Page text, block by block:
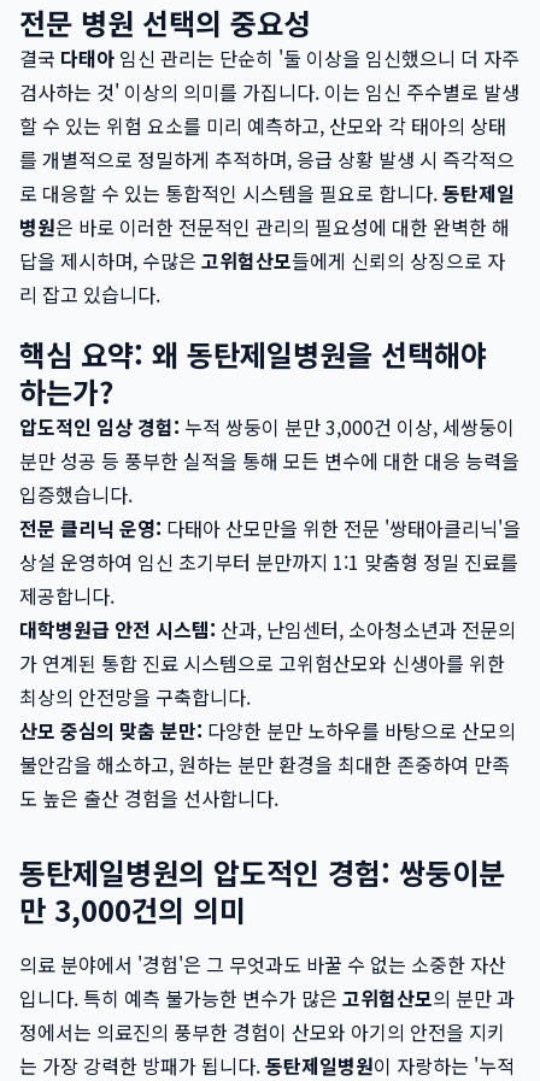
전문 병원 선택의 중요성
결국 다태아 임신 관리는 단순히 '둘 이상을 임신했으니 더 자주
검사하는 것' 이상의 의미를 가집니다. 이는 임신 주수별로 발생
할 수 있는 위험 요소를 미리 예측하고, 산모와 각 태아의 상태
를 개별적으로 정밀하게 추적하며, 응급 상황 발생 시 즉각적으
로 대응할 수 있는 통합적인 시스템을 필요로 합니다.동탄제일
병원은 바로 이러한 전문적인 관리의 필요성에 대한 완벽한 해
답을 제시하며, 수많은 고위험산모들에게 신뢰의 상징으로 자
리 잡고 있습니다.
핵심 요약: 왜 동탄제일병원을 선택해야
하는가?
압도적인 임상 경험: 누적 쌍둥이 분만 3,000건 이상, 세쌍둥이
분만 성공 등 풍부한 실적을 통해 모든 변수에 대한 대응 능력을
입증했습니다.
전문 클리닉 운영: 다태아 산모만을 위한 전문 '쌍태아클리닉'을
상설 운영하여 임신 초기부터 분만까지 1:1 맞춤형 정밀 진료를
제공합니다.
대학병원급 안전 시스템: 산과, 난임센터, 소아청소년과 전문의
가 연계된 통합 진료 시스템으로 고위험산모와 신생아를 위한
최상의 안전망을 구축합니다.
산모 중심의 맞춤 분만: 다양한 분만 노하우를 바탕으로 산모의
불안감을 해소하고, 원하는 분만 환경을 최대한 존중하여 만족
도 높은 출산 경험을 선사합니다.
동탄제일병원의 압도적인 경험: 쌍둥이분
만 3,000건의 의미
의료 분야에서 '경험'은 그 무엇과도 바꿀 수 없는 소중한 자산
입니다. 특히 예측 불가능한 변수가 많은 고위험산모의 분만 과
정에서는 의료진의 풍부한 경험이 산모와 아기의 안전을 지키
는 가장 강력한 방패가 됩니다.동탄제일병원이 자랑하는 '누적